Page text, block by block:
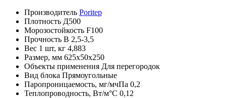
Производитель Poritep
Плотность Д500
Морозостойкость F100
Прочность B 2,5-3,5
Вес 1 шт, кг 4,883
Размер, мм 625х50х250
Объекты применения Для перегородок
Вид блока Прямоугольные
Паропроницаемость, мг/мчПа 0,2
Теплопроводность, Вт/м°С 0,12